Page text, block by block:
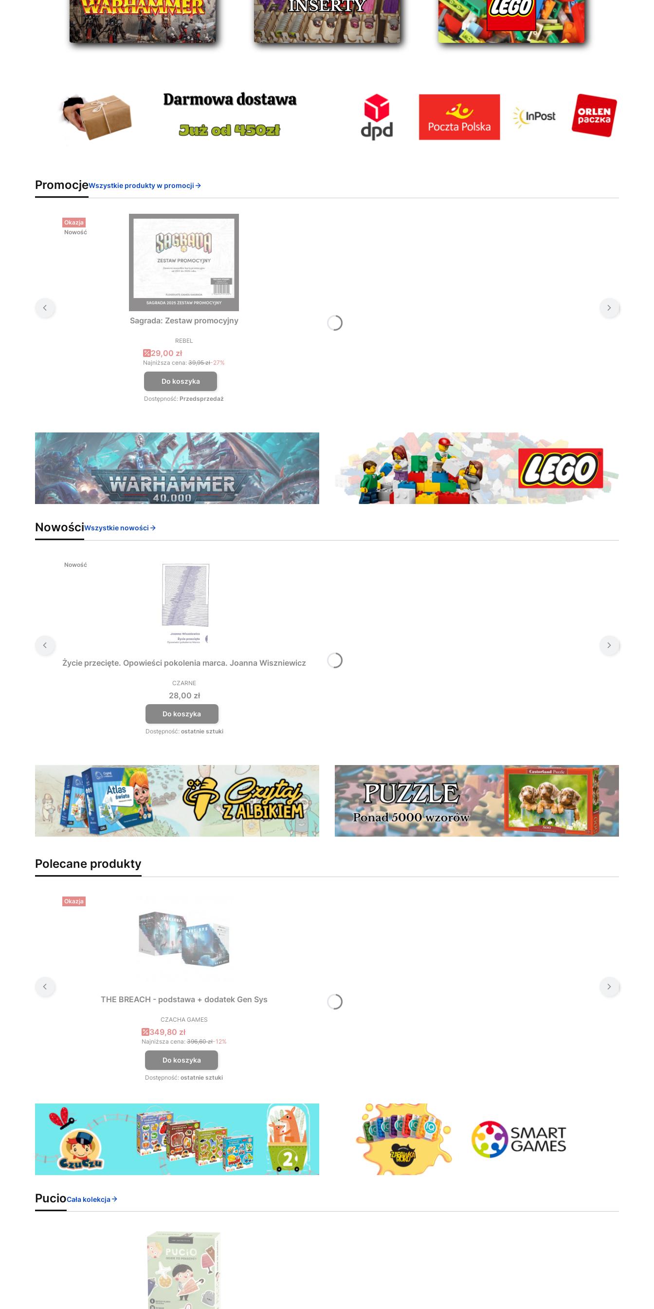
PromocjeWszystkie produkty w promocji
Okazja
Nowość
Sagrada: Zestaw promocyjny
PRODUCENT
REBEL
Cena promocyjna
29,00 zł
Najniższa cena: 39,95 zł-27%
Do koszyka
Dostępność: Przedsprzedaż
NowościWszystkie nowości
Nowość
Życie przecięte. Opowieści pokolenia marca. Joanna Wiszniewicz
PRODUCENT
CZARNE
Cena
28,00 zł
Do koszyka
Dostępność: ostatnie sztuki
Polecane produkty
Okazja
THE BREACH - podstawa + dodatek Gen Sys
PRODUCENT
CZACHA GAMES
Cena promocyjna
349,80 zł
Najniższa cena: 396,60 zł-12%
Do koszyka
Dostępność: ostatnie sztuki
PucioCała kolekcja